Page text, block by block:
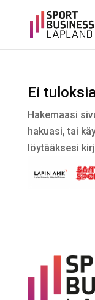
Ei
Hakemaasi
hakuasi, tai
löytääksesi